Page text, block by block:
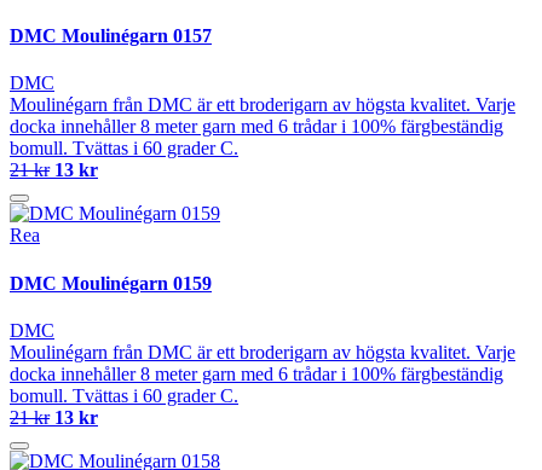
DMC Moulinégarn 0157
DMC
Moulinégarn från DMC är ett broderigarn av högsta kvalitet. Varje
docka innehåller 8 meter garn med 6 trådar i 100% färgbeständig
bomull. Tvättas i 60 grader C.
21 kr 13 kr
Rea
DMC Moulinégarn 0159
DMC
Moulinégarn från DMC är ett broderigarn av högsta kvalitet. Varje
docka innehåller 8 meter garn med 6 trådar i 100% färgbeständig
bomull. Tvättas i 60 grader C.
21 kr 13 kr